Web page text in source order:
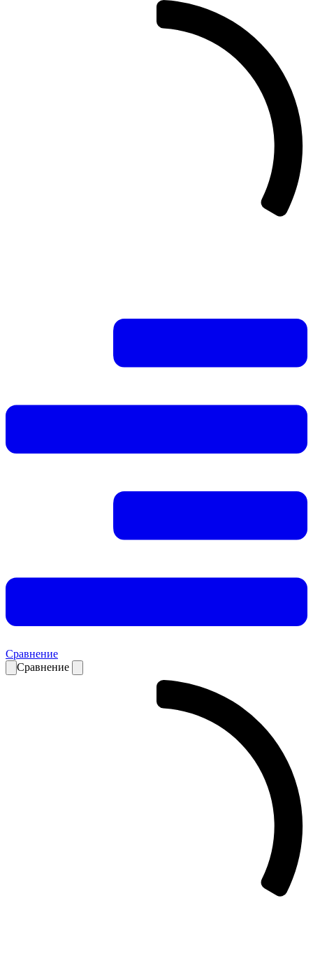
Сравнение
Сравнение